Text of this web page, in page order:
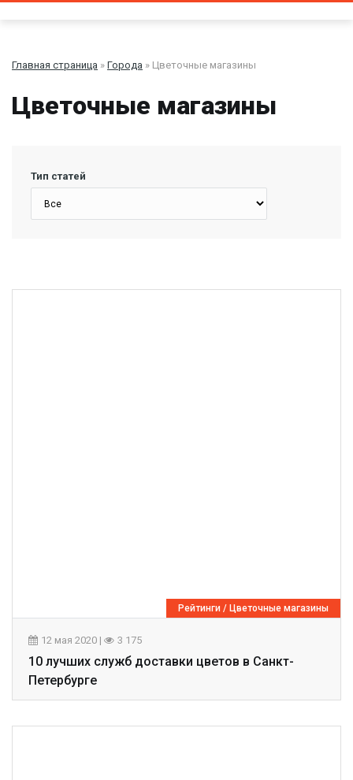
Главная страница » Города » Цветочные магазины
Цветочные магазины
Тип статей
Рейтинги / Цветочные магазины
12 мая 2020 | 3 175
10 лучших служб доставки цветов в Санкт-
Петербурге